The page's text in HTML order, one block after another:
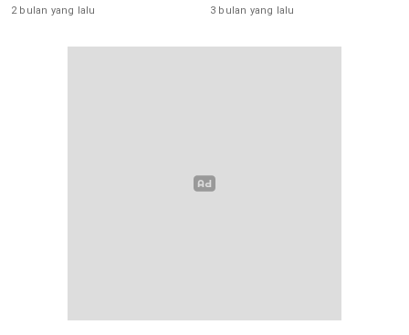
2 bulan yang lalu 3 bulan yang lalu